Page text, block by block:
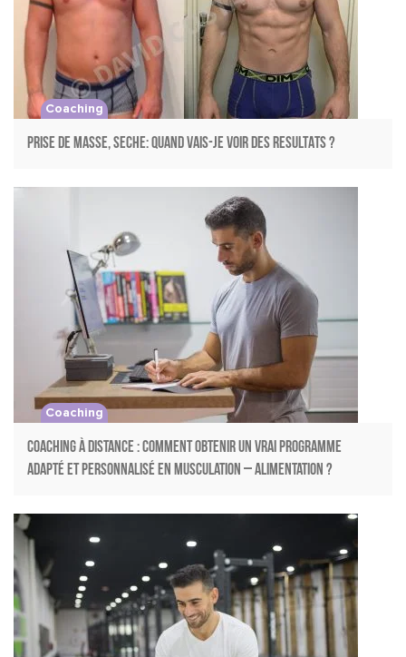
Coaching
PRISE DE MASSE, SECHE: QUAND VAIS-JE VOIR DES RESULTATS ?
Coaching
Coaching à distance : comment obtenir un vrai programme
adapté et personnalisé en musculation – alimentation ?